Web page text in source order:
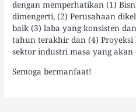
dengan memperhatikan (1)
dimengerti, (2) Perusahaan
baik (3) laba yang konsisten
tahun terakhir dan (4)
sektor industri masa yang akan
Semoga bermanfaat!